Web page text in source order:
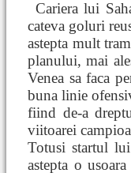
Cariera lui
cateva goluri
astepta mult
planului, mai
Venea sa faca
buna linie
fiind de-a
viitoarei
Totusi startul
astepta o